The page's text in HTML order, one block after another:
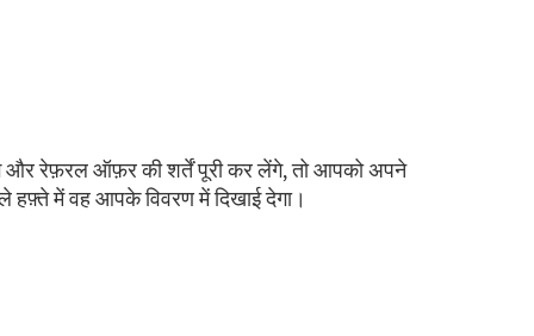
रेफ़रल ऑफ़र की शर्तें पूरी कर लेंगे, तो आपको अपने
हफ़्ते में वह आपके विवरण में दिखाई देगा।